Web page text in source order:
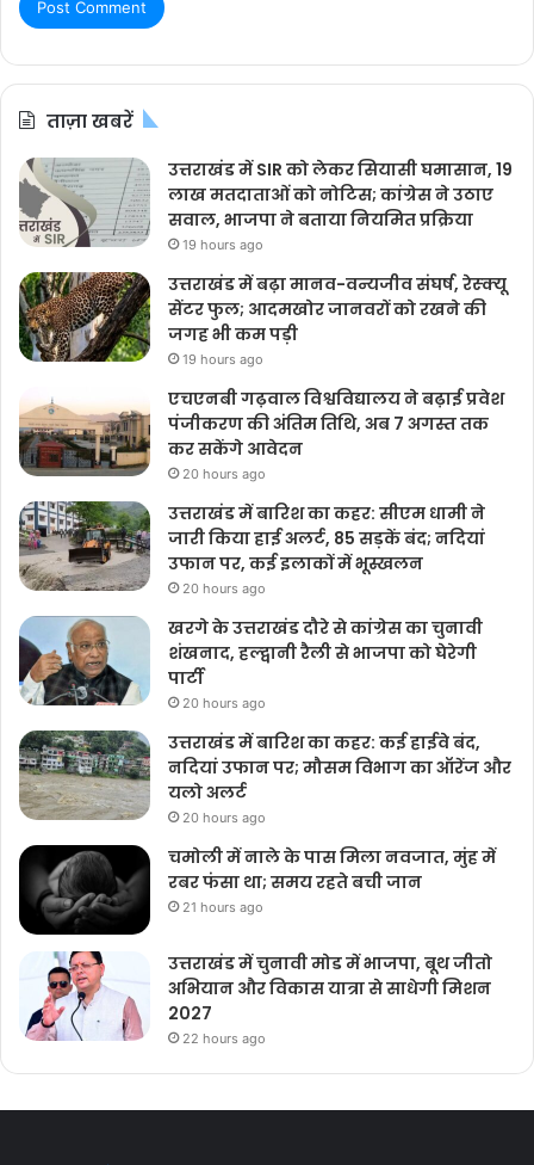
ताज़ा खबरें
उत्तराखंड में SIR को लेकर सियासी घमासान, 19
लाख मतदाताओं को नोटिस; कांग्रेस ने उठाए
सवाल, भाजपा ने बताया नियमित प्रक्रिया
19 hours ago
उत्तराखंड में बढ़ा मानव-वन्यजीव संघर्ष, रेस्क्यू
सेंटर फुल; आदमखोर जानवरों को रखने की
जगह भी कम पड़ी
19 hours ago
एचएनबी गढ़वाल विश्वविद्यालय ने बढ़ाई प्रवेश
पंजीकरण की अंतिम तिथि, अब 7 अगस्त तक
कर सकेंगे आवेदन
20 hours ago
उत्तराखंड में बारिश का कहर: सीएम धामी ने
जारी किया हाई अलर्ट, 85 सड़कें बंद; नदियां
उफान पर, कई इलाकों में भूस्खलन
20 hours ago
खरगे के उत्तराखंड दौरे से कांग्रेस का चुनावी
शंखनाद, हल्द्वानी रैली से भाजपा को घेरेगी
पार्टी
20 hours ago
उत्तराखंड में बारिश का कहर: कई हाईवे बंद,
नदियां उफान पर; मौसम विभाग का ऑरेंज और
यलो अलर्ट
20 hours ago
चमोली में नाले के पास मिला नवजात, मुंह में
रबर फंसा था; समय रहते बची जान
21 hours ago
उत्तराखंड में चुनावी मोड में भाजपा, बूथ जीतो
अभियान और विकास यात्रा से साधेगी मिशन
2027
22 hours ago